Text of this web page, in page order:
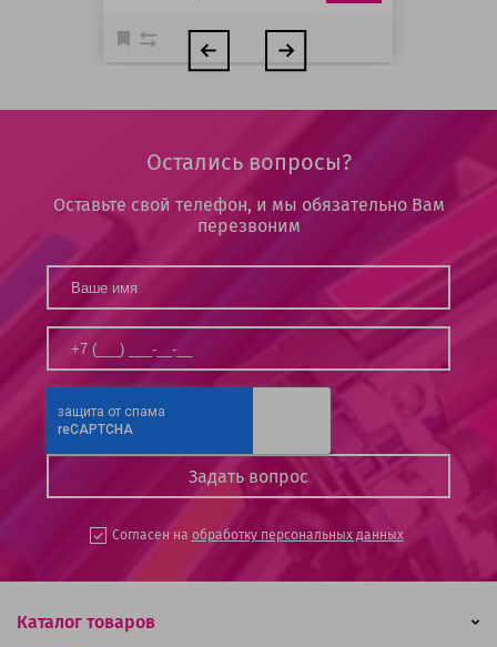
Остались вопросы?
Оставьте свой телефон, и мы обязательно Вам
перезвоним
Согласен на обработку персональных данных
Каталог товаров